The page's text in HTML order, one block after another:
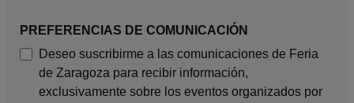
PREFERENCIAS DE COMUNICACIÓN
Deseo suscribirme a las comunicaciones de Feria
de Zaragoza para recibir información,
exclusivamente sobre los eventos organizados por